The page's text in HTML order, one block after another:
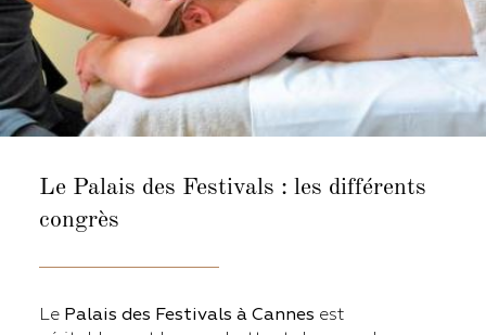
Le Palais des Festivals : les différents
congrès
Le Palais des Festivals à Cannes est